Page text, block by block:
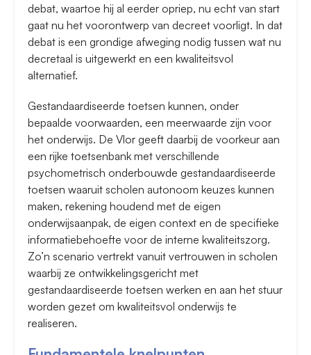
debat, waartoe hij al eerder opriep, nu echt van start
gaat nu het voorontwerp van decreet voorligt. In dat
debat is een grondige afweging nodig tussen wat nu
decretaal is uitgewerkt en een kwaliteitsvol
alternatief.
Gestandaardiseerde toetsen kunnen, onder
bepaalde voorwaarden, een meerwaarde zijn voor
het onderwijs. De Vlor geeft daarbij de voorkeur aan
een rijke toetsenbank met verschillende
psychometrisch onderbouwde gestandaardiseerde
toetsen waaruit scholen autonoom keuzes kunnen
maken, rekening houdend met de eigen
onderwijsaanpak, de eigen context en de specifieke
informatiebehoefte voor de interne kwaliteitszorg.
Zo’n scenario vertrekt vanuit vertrouwen in scholen
waarbij ze ontwikkelingsgericht met
gestandaardiseerde toetsen werken en aan het stuur
worden gezet om kwaliteitsvol onderwijs te
realiseren.